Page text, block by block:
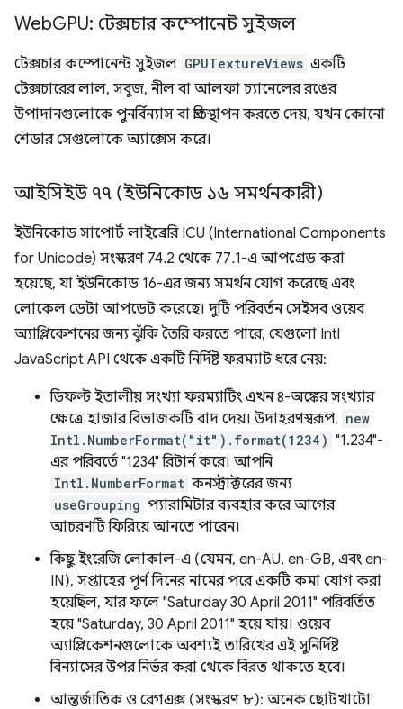
WebGPU: টেক্সচার কম্পোনেন্ট সুইজল
টেক্সচার কম্পোনেন্ট সুইজল GPUTextureViews একটি
টেক্সচারের লাল, সবুজ, নীল বা আলফা চ্যানেলের রঙের
উপাদানগুলোকে পুনর্বিন্যাস বা প্রতিস্থাপন করতে দেয়, যখন কোনো
শেডার সেগুলোকে অ্যাক্সেস করে।
আইসিইউ ৭৭ (ইউনিকোড ১৬ সমর্থনকারী)
ইউনিকোড সাপোর্ট লাইব্রেরি ICU (International Components
for Unicode) সংস্করণ 74.2 থেকে 77.1-এ আপগ্রেড করা
হয়েছে, যা ইউনিকোড 16-এর জন্য সমর্থন যোগ করেছে এবং
লোকেল ডেটা আপডেট করেছে। দুটি পরিবর্তন সেইসব ওয়েব
অ্যাপ্লিকেশনের জন্য ঝুঁকি তৈরি করতে পারে, যেগুলো Intl
JavaScript API থেকে একটি নির্দিষ্ট ফরম্যাট ধরে নেয়:
ডিফল্ট ইতালীয় সংখ্যা ফরম্যাটিং এখন ৪-অঙ্কের সংখ্যার
ক্ষেত্রে হাজার বিভাজকটি বাদ দেয়। উদাহরণস্বরূপ, new
Intl.NumberFormat("it").format(1234) "1.234"-
এর পরিবর্তে "1234" রিটার্ন করে। আপনি
Intl.NumberFormat কনস্ট্রাক্টরের জন্য
useGrouping প্যারামিটার ব্যবহার করে আগের
আচরণটি ফিরিয়ে আনতে পারেন।
কিছু ইংরেজি লোকাল-এ (যেমন, en-AU, en-GB, এবং en-
IN), সপ্তাহের পূর্ণ দিনের নামের পরে একটি কমা যোগ করা
হয়েছিল, যার ফলে "Saturday 30 April 2011" পরিবর্তিত
হয়ে "Saturday, 30 April 2011" হয়ে যায়। ওয়েব
অ্যাপ্লিকেশনগুলোকে অবশ্যই তারিখের এই সুনির্দিষ্ট
বিন্যাসের উপর নির্ভর করা থেকে বিরত থাকতে হবে।
আন্তর্জাতিক ও রেগএক্স (সংস্করণ ৮): অনেক ছোটখাটো